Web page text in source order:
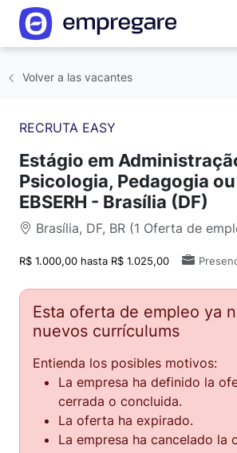
Volver a las vacantes
RECRUTA EASY
Estágio em
Psicologia, Pedagogia
EBSERH - Brasília (DF)
Brasília, DF, BR (1 Oferta de
R$ 1.000,00 hasta R$ 1.025,00
Esta oferta de empleo ya
nuevos currículums
Entienda los posibles motivos:
La empresa ha definido la
cerrada o concluida.
La oferta ha expirado.
La empresa ha cancelado la